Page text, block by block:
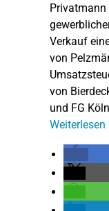
Verkauf
von
von
und FG
Weiterlesen